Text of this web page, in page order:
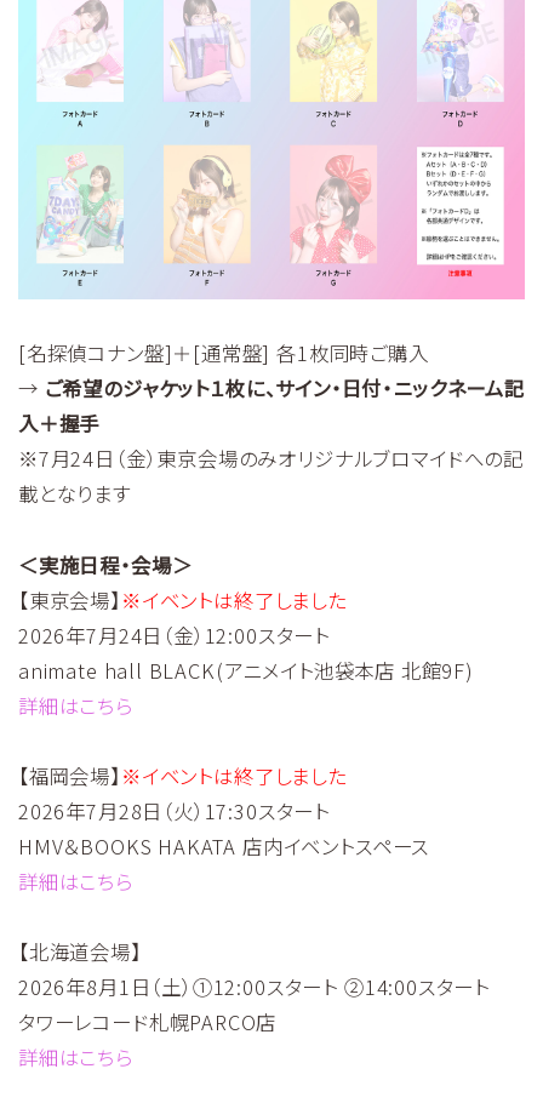
[名探偵コナン盤]＋[通常盤] 各1枚同時ご購入
→ ご希望のジャケット１枚に、サイン・日付・ニックネーム記
入＋握手
※7月24日（金）東京会場のみオリジナルブロマイドへの記
載となります
＜実施日程・会場＞
【東京会場】 ※イベントは終了しました
2026年7月24日（金）12:00スタート
animate hall BLACK(アニメイト池袋本店 北館9F)
詳細はこちら
【福岡会場】 ※イベントは終了しました
2026年7月28日（火）17:30スタート
HMV＆BOOKS HAKATA 店内イベントスペース
詳細はこちら
【北海道会場】
2026年8月1日（土）①12:00スタート ②14:00スタート
タワーレコード札幌PARCO店
詳細はこちら